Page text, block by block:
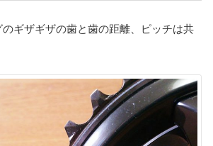
ギザギザの歯と歯の距離、ピッチは共